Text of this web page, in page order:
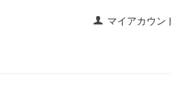
マイアカウン